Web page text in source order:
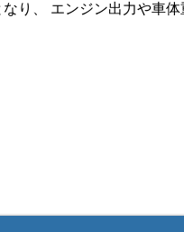
り、 エンジン出力や車